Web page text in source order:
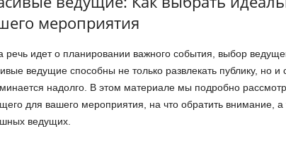
мероприятия
речь идет о планировании важного события, выбор
ведущие способны не только развлекать публику, но и
надолго. В этом материале мы подробно
для вашего мероприятия, на что обратить внимание,
ведущих.